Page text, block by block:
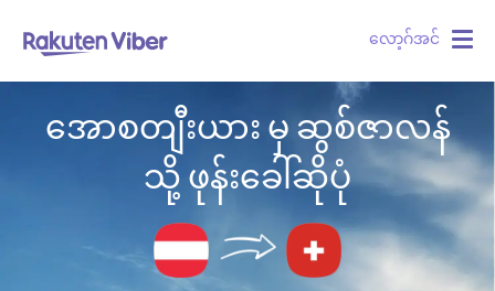
လော့ဂ်အင်
အောစတျီးယား မှ ဆွစ်ဇာလန်
သို့ ဖုန်းခေါ်ဆိုပုံ